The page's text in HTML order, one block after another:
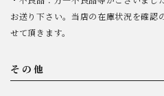
お送り下さい。当店の在庫状況を確認
せて頂きます。
その他